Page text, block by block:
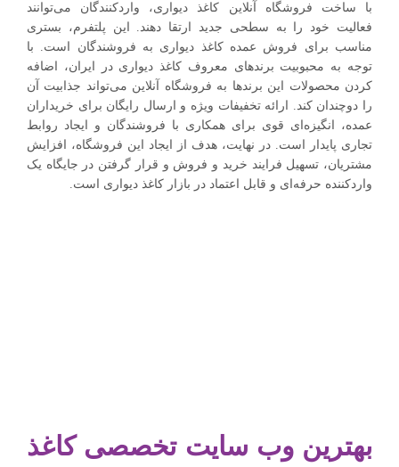
با ساخت فروشگاه آنلاین کاغذ دیواری، واردکنندگان می‌توانند
فعالیت خود را به سطحی جدید ارتقا دهند. این پلتفرم، بستری
مناسب برای فروش عمده کاغذ دیواری به فروشندگان است. با
توجه به محبوبیت برندهای معروف کاغذ دیواری در ایران، اضافه
کردن محصولات این برندها به فروشگاه آنلاین می‌تواند جذابیت آن
را دوچندان کند. ارائه تخفیفات ویژه و ارسال رایگان برای خریداران
عمده، انگیزه‌ای قوی برای همکاری با فروشندگان و ایجاد روابط
تجاری پایدار است. در نهایت، هدف از ایجاد این فروشگاه، افزایش
مشتریان، تسهیل فرایند خرید و فروش و قرار گرفتن در جایگاه یک
واردکننده حرفه‌ای و قابل اعتماد در بازار کاغذ دیواری است.
بهترین وب سایت تخصصی کاغذ